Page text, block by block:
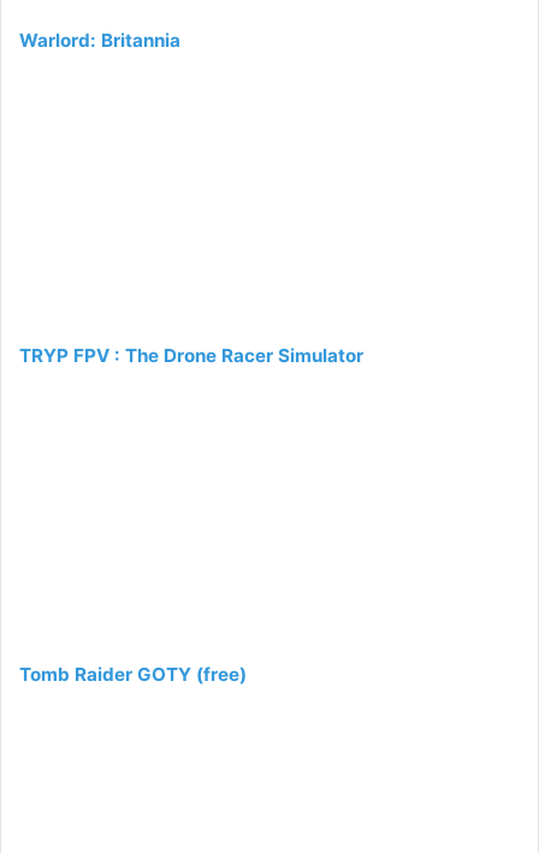
Warlord: Britannia
TRYP FPV : The Drone Racer Simulator
Tomb Raider GOTY (free)